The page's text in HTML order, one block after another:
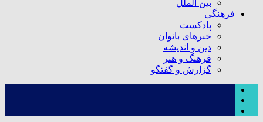
بین الملل
فرهنگی
پادکست
خبرهای بانوان
دین و اندیشه
فرهنگ و هنر
گزارش و گفتگو